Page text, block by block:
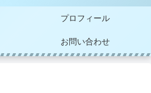
プロフィール
お問い合わせ